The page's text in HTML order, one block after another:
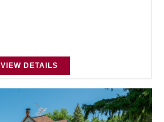
VIEW DETAILS